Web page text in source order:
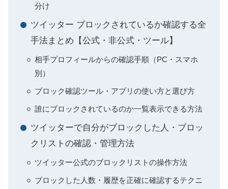
分け
ツイッター ブロックされているか確認する全
手法まとめ【公式・非公式・ツール】
相手プロフィールからの確認手順（PC・スマホ
別）
ブロック確認ツール・アプリの使い方と選び方
誰にブロックされているのか一覧表示できる方法
ツイッターで自分がブロックした人・ブロッ
クリストの確認・管理方法
ツイッター公式のブロックリストの操作方法
ブロックした人数・履歴を正確に確認するテクニ